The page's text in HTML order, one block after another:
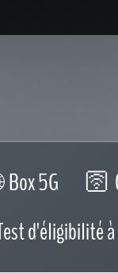
Box 5G
d'éligibilité